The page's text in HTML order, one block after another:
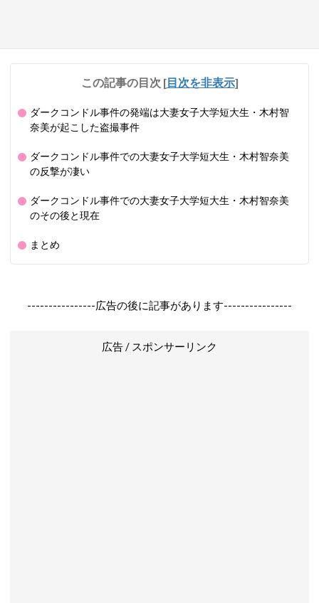
この記事の目次 [目次を非表示]
ダークコンドル事件の発端は大妻女子大学短大生・木村智
奈美が起こした盗撮事件
ダークコンドル事件での大妻女子大学短大生・木村智奈美
の反撃が凄い
ダークコンドル事件での大妻女子大学短大生・木村智奈美
のその後と現在
まとめ
----------------広告の後に記事があります----------------
広告 / スポンサーリンク